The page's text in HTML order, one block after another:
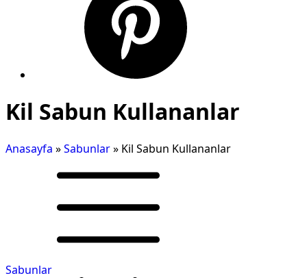
Kil Sabun Kullananlar
Anasayfa »Sabunlar» Kil Sabun Kullananlar
Sabunlar